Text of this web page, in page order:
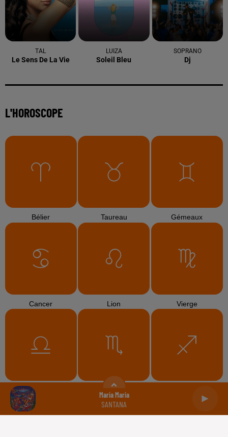
Maria Maria
SANTANA
TAL
Le Sens De La Vie
LUIZA
Soleil Bleu
SOPRANO
Dj
L'HOROSCOPE
Bélier Taureau Gémeaux
Cancer Lion Vierge
Balance Scorpion